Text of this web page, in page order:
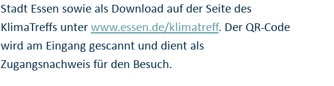
Stadt Essen sowie als Download auf der Seite des
KlimaTreffs unterwww.essen.de/klimatreff. Der QR-Code
wird am Eingang gescannt und dient als
Zugangsnachweis für den Besuch.